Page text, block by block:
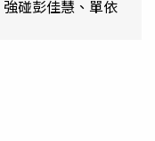
碰彭佳慧、單依